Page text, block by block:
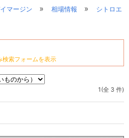
マージン » 相場情報 »
シトロエ
検索フォームを表示
1(全 3 件)